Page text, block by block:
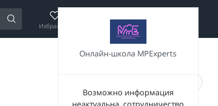
Избранное Сравнение Корзина
Онлайн-школа MPExperts
Возможно информация